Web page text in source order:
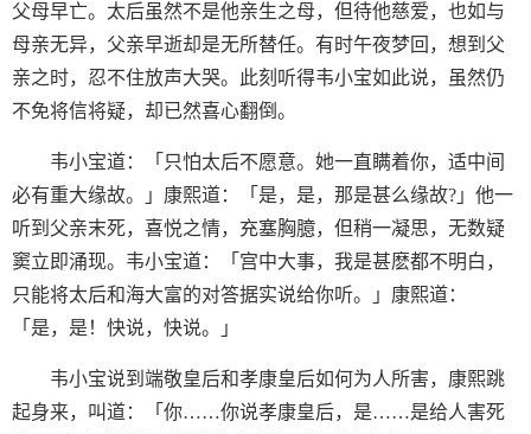
父母早亡。太后虽然不是他亲生之母，但待他慈爱，也如与
母亲无异，父亲早逝却是无所替任。有时午夜梦回，想到父
亲之时，忍不住放声大哭。此刻听得韦小宝如此说，虽然仍
不免将信将疑，却已然喜心翻倒。
韦小宝道：「只怕太后不愿意。她一直瞒着你，适中间
必有重大缘故。」康熙道：「是，是，那是甚么缘故?」他一
听到父亲末死，喜悦之情，充塞胸臆，但稍一凝思，无数疑
窦立即涌现。韦小宝道：「宫中大事，我是甚麽都不明白，
只能将太后和海大富的对答据实说给你听。」康熙道：
「是，是！快说，快说。」
韦小宝说到端敬皇后和孝康皇后如何为人所害，康熙跳
起身来，叫道：「你……你说孝康皇后，是……是给人害死